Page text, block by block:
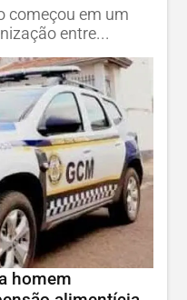
começou em um
entre...
homem